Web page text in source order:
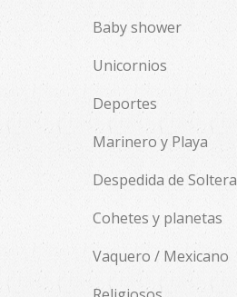
Baby shower
Unicornios
Deportes
Marinero y Playa
Despedida de Soltera
Cohetes y planetas
Vaquero / Mexicano